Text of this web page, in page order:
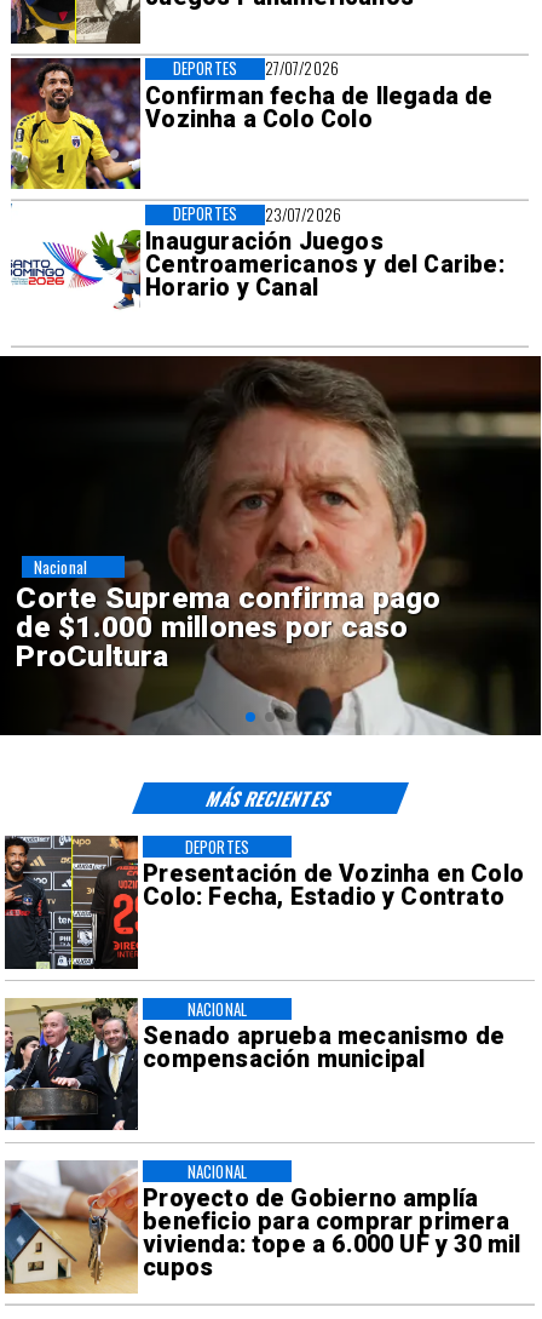
27/07/2026
Confirman fecha de llegada de
Vozinha a Colo Colo
DEPORTES
23/07/2026
Inauguración Juegos
Centroamericanos y del Caribe:
Horario y Canal
DEPORTES
Codelco suspende
construcción de Andes Norte
en El Teniente por riesgos
sísmicos
Nacional
Presentación de Vozinha en Colo
Colo: Fecha, Estadio y Contrato
DEPORTES
Senado aprueba mecanismo de
compensación municipal
NACIONAL
Proyecto de Gobierno amplía
beneficio para comprar primera
vivienda: tope a 6.000 UF y 30 mil
cupos
NACIONAL
MÁS RECIENTES